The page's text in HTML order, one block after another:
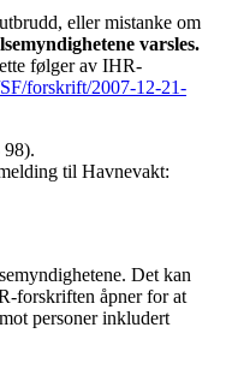
eller mistanke om
varsles.
følger av IHR-
forskrift/2007-12-21-
til Havnevakt:
Det kan
forskriften åpner for at
personer inkludert